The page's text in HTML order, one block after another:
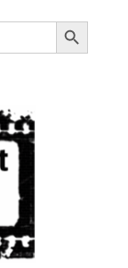
Search Button